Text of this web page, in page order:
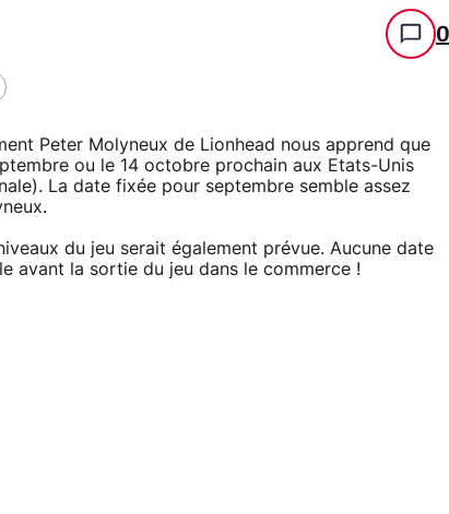
0
Peter Molyneux de Lionhead nous apprend que
ou le 14 octobre prochain aux Etats-Unis
La date fixée pour septembre semble assez
du jeu serait également prévue. Aucune date
avant la sortie du jeu dans le commerce !